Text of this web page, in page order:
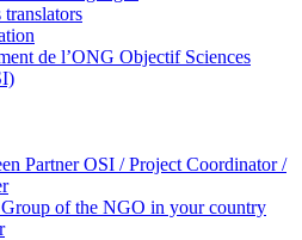
translators
de l’ONG Objectif Sciences
Partner OSI / Project Coordinator /
of the NGO in your country